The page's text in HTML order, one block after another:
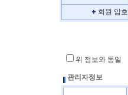
회원 암호
위 정보와 동일
관리자정보